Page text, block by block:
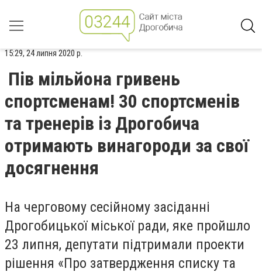
15:29, 24 липня 2020 р.
Пів мільйона гривень
спортсменам! 30 спортсменів
та тренерів із Дрогобича
отримають винагороди за свої
досягнення
На черговому сесійному засіданні
Дрогобицької міської ради, яке пройшло
23 липня, депутати підтримали проекти
рішення «Про затвердження списку та